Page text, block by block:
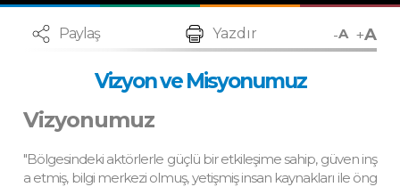
Vizyon ve Misyonumuz
Paylaş Yazdır -A +A
Vizyonumuz
"Bölgesindeki aktörlerle güçlü bir etkileşime sahip, güven inş
a etmiş, bilgi merkezi olmuş, yetişmiş insan kaynakları ile öng